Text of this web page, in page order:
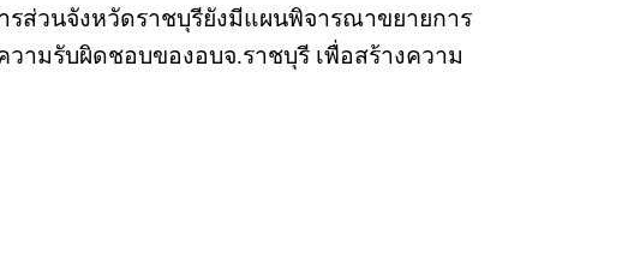
ส่วนจังหวัดราชบุรียังมีแผนพิจารณาขยายการ
มรับผิดชอบของอบจ.ราชบุรี เพื่อสร้างความ